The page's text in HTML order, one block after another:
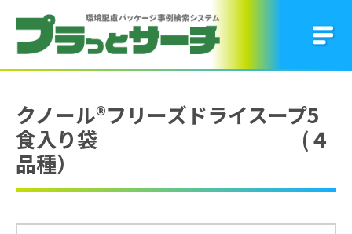
クノール®フリーズドライスープ5
食入り袋 (４
品種）